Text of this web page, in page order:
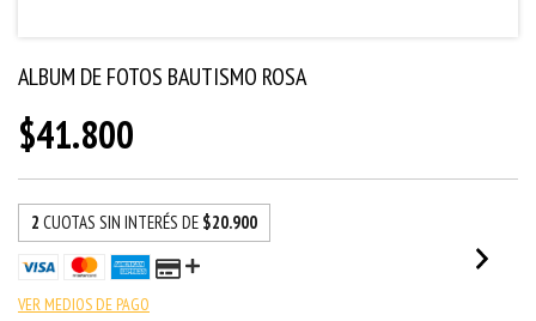
ALBUM DE FOTOS BAUTISMO ROSA
$41.800
2 CUOTAS SIN INTERÉS DE $20.900
VER MEDIOS DE PAGO